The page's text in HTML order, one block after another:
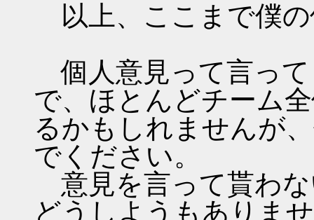
以上、ここまで僕
個人意見って言っ
で、ほとんどチーム
るかもしれませんが
でください。
意見を言って貰わ
どうしようもありま